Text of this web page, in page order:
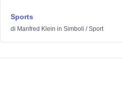
Sports
di Manfred Klein in Simboli /Sport